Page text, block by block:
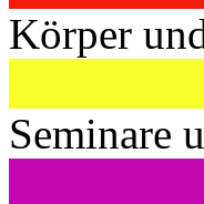
Körper
Seminare